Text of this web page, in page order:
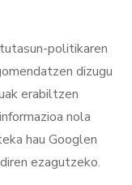
politikaren
dizugu
erabiltzen
nola
hau Googlen
ezagutzeko.